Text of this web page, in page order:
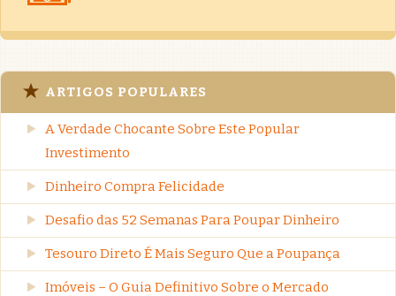
ARTIGOS POPULARES
A Verdade Chocante Sobre Este Popular
Investimento
Dinheiro Compra Felicidade
Desafio das 52 Semanas Para Poupar Dinheiro
Tesouro Direto É Mais Seguro Que a Poupança
Imóveis – O Guia Definitivo Sobre o Mercado